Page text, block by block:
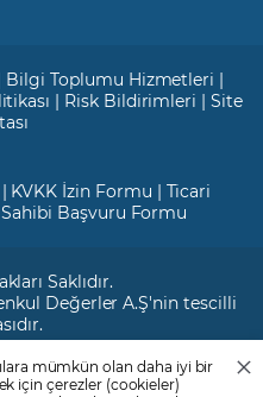
Bilgi Toplumu Hizmetleri |
| Risk Bildirimleri |Site
| KVKK İzin Formu | Ticari
Başvuru Formu
Saklıdır.
Değerler A.Ş'nin tescilli
799649
mümkün olan daha iyi bir
için çerezler (cookieler)